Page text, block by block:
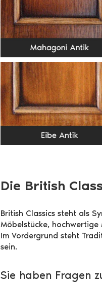
Die British
British Classics steht als
Möbelstücke,
Im Vordergrund steht
sein.
Sie haben Fragen